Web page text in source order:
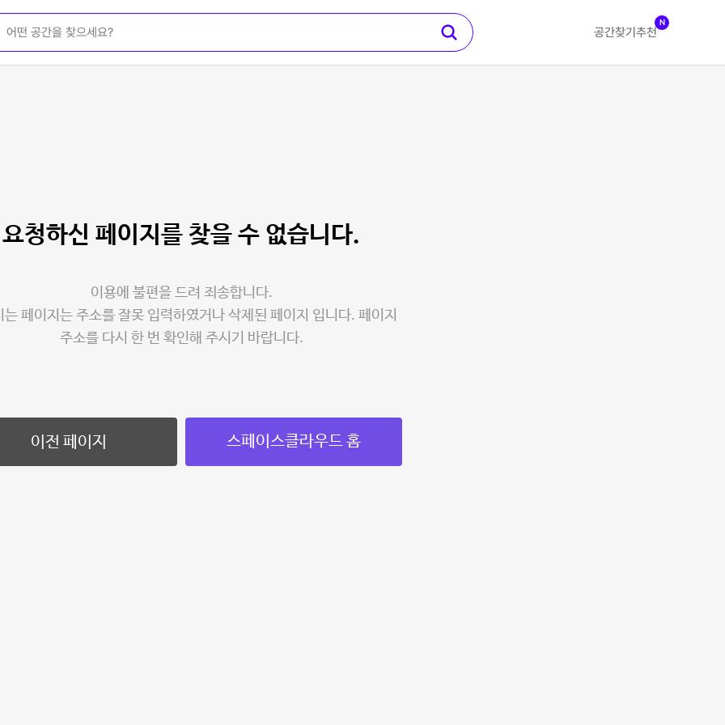
공간찾기 추천
N
요청하신 페이지를 찾을 수 없습니다.
이용에 불편을 드려 죄송합니다.
는 페이지는 주소를 잘못 입력하였거나 삭제된 페이지 입니다. 페이지
주소를 다시 한 번 확인해 주시기 바랍니다.
이전 페이지 스페이스클라우드 홈